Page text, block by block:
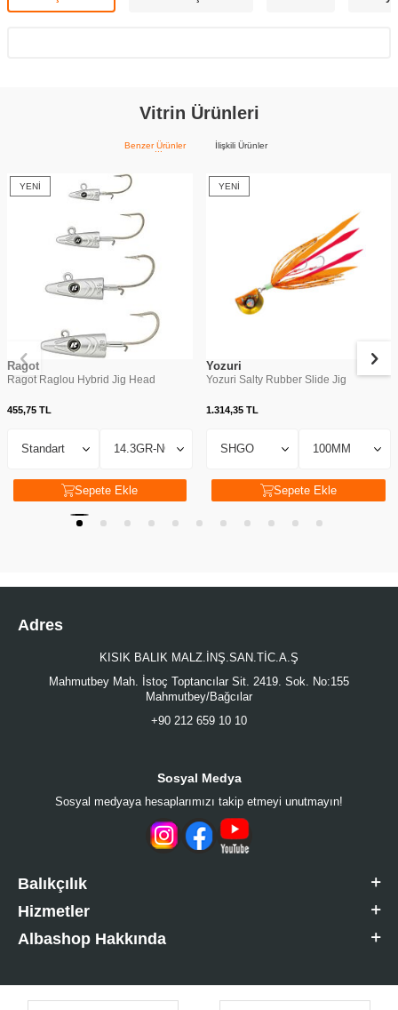
Vitrin Ürünleri
Benzer Ürünler İlişkili Ürünler
YENI
Ragot
Ragot Raglou Hybrid Jig Head
455,75 TL
Sepete Ekle
YENI
Yozuri
Yozuri Salty Rubber Slide Jig
1.314,35TL
Sepete Ekle
Adres
KISIK BALIK MALZ.İNŞ.SAN.TİC.A.Ş
Mahmutbey Mah. İstoç Toptancılar Sit. 2419. Sok. No:155
Mahmutbey/Bağcılar
+90 212 659 10 10
Sosyal Medya
Sosyal medyaya hesaplarımızı takip etmeyi unutmayın!
Balıkçılık
Hizmetler
Albashop Hakkında